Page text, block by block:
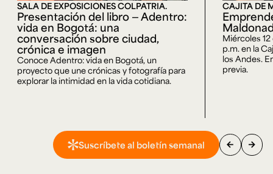
SALA DE EXPOSICIONES COLPATRIA.
Presentación del libro — Adentro:
vida en Bogotá: una
conversación sobre ciudad,
crónica e imagen
Conoce Adentro: vida en Bogotá, un
proyecto que une crónicas y fotografía para
explorar la intimidad en la vida cotidiana.
CAJITA DE
Miércoles
p.m. en la
los Andes.
previa.
Suscríbete al boletín semanal arrow_back arrow_forward